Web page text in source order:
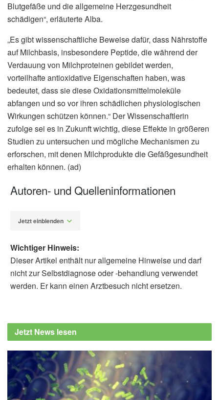
Blutgefäße und die allgemeine Herzgesundheit
schädigen“, erläuterte Alba.
„Es gibt wissenschaftliche Beweise dafür, dass Nährstoffe
auf Milchbasis, insbesondere Peptide, die während der
Verdauung von Milchproteinen gebildet werden,
vorteilhafte antioxidative Eigenschaften haben, was
bedeutet, dass sie diese Oxidationsmittelmoleküle
abfangen und so vor ihren schädlichen physiologischen
Wirkungen schützen können.“ Der Wissenschaftlerin
zufolge sei es in Zukunft wichtig, diese Effekte in größeren
Studien zu untersuchen und mögliche Mechanismen zu
erforschen, mit denen Milchprodukte die Gefäßgesundheit
erhalten können. (ad)
Autoren- und Quelleninformationen
Jetzt einblenden
cheese may offset blood vessel damage from
salt, (Abruf: 21.09.2019),
Wichtiger Hinweis:
Dieser Artikel enthält nur allgemeine Hinweise und darf
nicht zur Selbstdiagnose oder -behandlung verwendet
werden. Er kann einen Arztbesuch nicht ersetzen.
Jetzt News lesen